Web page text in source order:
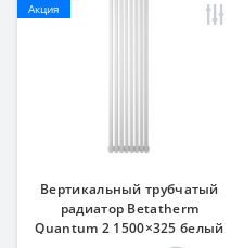
Акция
Вертикальный трубчатый
радиатор Betatherm
Quantum 2 1500×325 белый